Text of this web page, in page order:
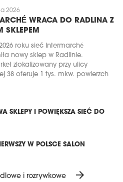
2026
WRACA DO RADLINA Z
SKLEPEM
roku sieć Intermarché
nowy sklep w Radlinie.
zlokalizowany przy ulicy
38 oferuje 1 tys. mkw. powierzch
SKLEPY I POWIĘKSZA SIEĆ DO
W POLSCE SALON
i rozrywkowe arrow_forward